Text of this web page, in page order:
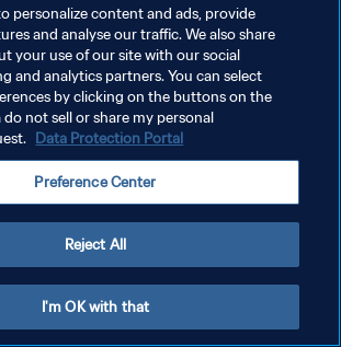
SUR LES COOKIES
personalize content and ads, provide
and analyse our traffic. We also share
your use of our site with our social
and analytics partners. You can select
by clicking on the buttons on the
not sell or share my personal
Data Protection Portal
Preference Center
Reject All
I'm OK with that